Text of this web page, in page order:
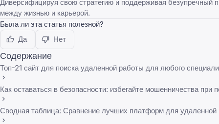
Диверсифицируя свою стратегию и поддерживая
между жизнью и карьерой.
Была ли эта статья полезной?
Да
Нет
Содержание
Топ-21 сайт для поиска удаленной работы для любого
Как оставаться в безопасности: избегайте мошенничества при
Сводная таблица: Сравнение лучших платформ для удаленной